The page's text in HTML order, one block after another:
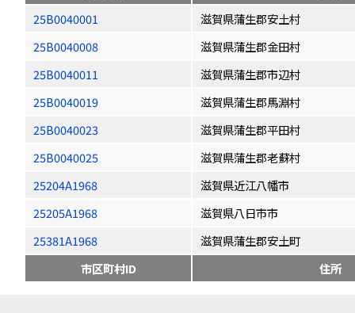
25B0040001
滋賀県蒲生郡安土村
25B0040008
滋賀県蒲生郡金田村
25B0040011
滋賀県蒲生郡市辺村
25B0040019
滋賀県蒲生郡馬淵村
25B0040023
滋賀県蒲生郡平田村
25B0040025
滋賀県蒲生郡老蘇村
25204A1968
滋賀県近江八幡市
25205A1968
滋賀県八日市市
25381A1968
滋賀県蒲生郡安土町
市区町村ID
住所